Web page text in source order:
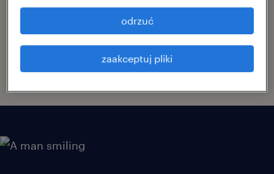
talentów, pokonaj wyzwania rekrutacyjne i
zapewnij natychmiastową produktywność,
dzięki naszemu strategicznemu podejściu do
pozyskiwania i budowania marki.
zaakceptuj pliki
odrzuć